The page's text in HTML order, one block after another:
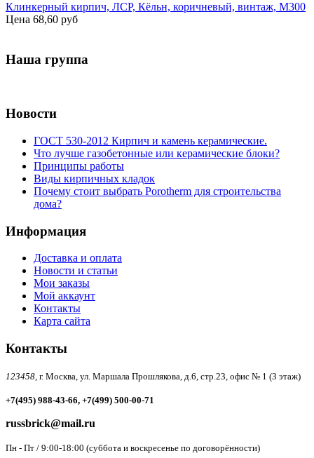
Клинкерный кирпич, ЛСР, Кёльн, коричневый, винтаж, М300
Цена 68,60 руб
Наша группа
Новости
ГОСТ 530-2012 Кирпич и камень керамические.
Что лучше газобетонные или керамические блоки?
Принципы работы
Виды кирпичных кладок
Почему стоит выбрать Porotherm для строительства
дома?
Информация
Доставка и оплата
Новости и статьи
Мои заказы
Мой аккаунт
Контакты
Карта сайта
Контакты
123458, г. Москва, ул. Маршала Прошлякова, д.6, стр.23, офис № 1 (3 этаж)
+7(495) 988-43-66, +7(499) 500-00-71
russbrick@mail.ru
Пн - Пт / 9:00-18:00 (суббота и воскресенье по договорённости)